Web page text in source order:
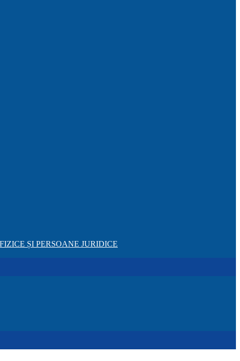
ȘI PERSOANE JURIDICE